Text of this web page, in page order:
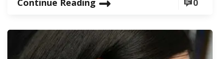
Continue Reading 0